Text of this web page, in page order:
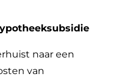
naar een
van